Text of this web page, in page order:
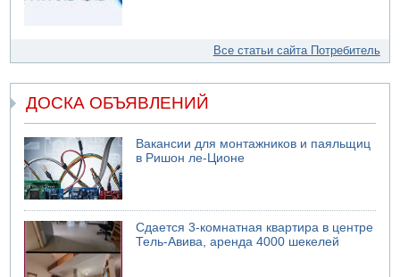
Все статьи сайта Потребитель
ДОСКА ОБЪЯВЛЕНИЙ
Вакансии для монтажников и паяльщиц
в Ришон ле-Ционе
Сдается 3-комнатная квартира в центре
Тель-Авива, аренда 4000 шекелей